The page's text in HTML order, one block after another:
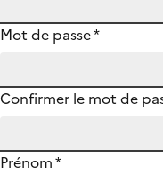
Mot de passe*
Confirmer le mot de
Prénom*